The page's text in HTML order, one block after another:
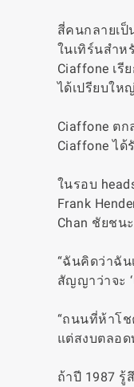
สี่คนกลายเป็
ในเทิร์นสำห
Ciaffone เรี
ได้เปรียบให
Ciaffone ต
Ciaffone ได้
ในรอบ
Frank
Chan ชัยชน
“ฉันคิดว่าฉัน
สัญญาว่าจะ ‘
“ถนนที่ห้าโช
แต่สงบตลอด
ถ้าปี 1987 รู้